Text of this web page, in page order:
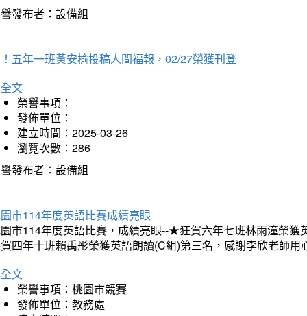
發布者：設備組
五年一班黃安榆投稿人間福報，02/27榮獲刊登
文
榮譽事項：
發佈單位：
建立時間：2025-03-26
瀏覽次數：286
發布者：設備組
市114年度英語比賽成績亮眼
市114年度英語比賽，成績亮眼--★狂賀六年七班林雨潼榮
四年十班賴禹彤榮獲英語朗讀(C組)第三名，感謝李欣老師
文
榮譽事項：桃園市競賽
發佈單位：教務處